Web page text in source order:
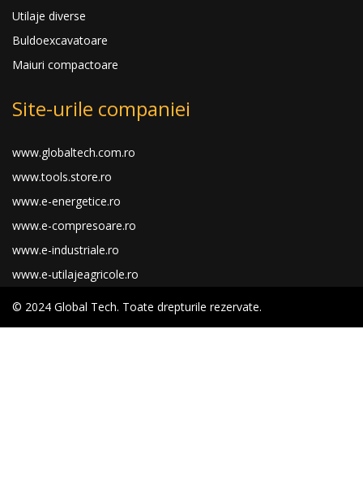
Utilaje diverse
Buldoexcavatoare
Maiuri compactoare
Site-urile companiei
www.globaltech.com.ro
www.tools.store.ro
www.e-energetice.ro
www.e-compresoare.ro
www.e-industriale.ro
www.e-utilajeagricole.ro
© 2024 Global Tech. Toate drepturile rezervate.